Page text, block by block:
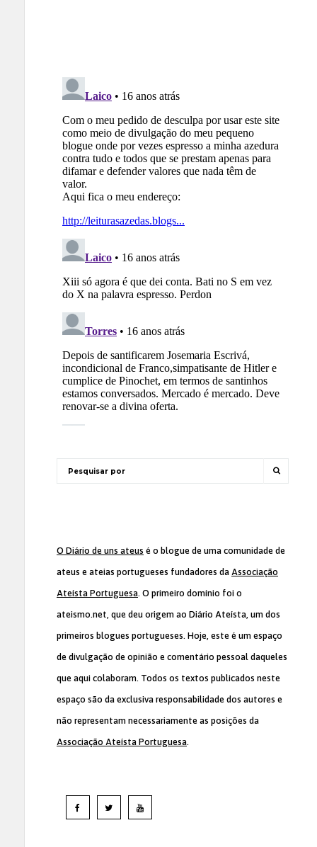
O Diário de uns ateus é o blogue de uma comunidade de
ateus e ateias portugueses fundadores da Associação
Ateísta Portuguesa. O primeiro domínio foi o
ateismo.net, que deu origem ao Diário Ateísta, um dos
primeiros blogues portugueses. Hoje, este é um espaço
de divulgação de opinião e comentário pessoal daqueles
que aqui colaboram. Todos os textos publicados neste
espaço são da exclusiva responsabilidade dos autores e
não representam necessariamente as posições da
Associação Ateísta Portuguesa.